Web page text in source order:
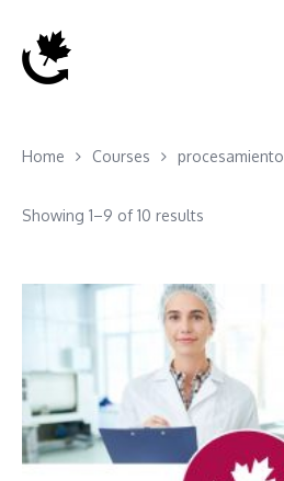
Home Courses procesamiento
Showing 1–9 of 10 results